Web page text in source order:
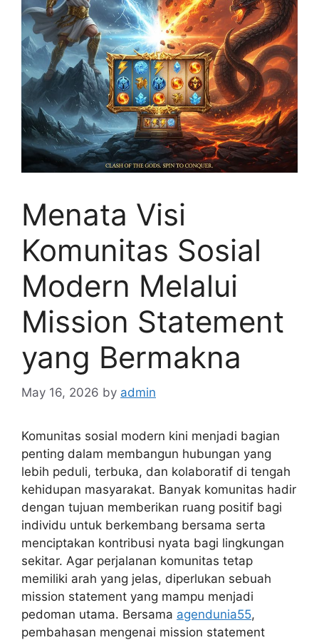
Menata Visi
Komunitas Sosial
Modern Melalui
Mission Statement
yang Bermakna
May 16, 2026 by admin
Komunitas sosial modern kini menjadi bagian
penting dalam membangun hubungan yang
lebih peduli, terbuka, dan kolaboratif di tengah
kehidupan masyarakat. Banyak komunitas hadir
dengan tujuan memberikan ruang positif bagi
individu untuk berkembang bersama serta
menciptakan kontribusi nyata bagi lingkungan
sekitar. Agar perjalanan komunitas tetap
memiliki arah yang jelas, diperlukan sebuah
mission statement yang mampu menjadi
pedoman utama. Bersama agendunia55,
pembahasan mengenai mission statement